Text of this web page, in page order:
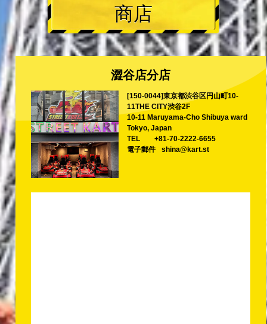
商店
澀谷店分店
[150-0044]東京都渋谷区円山町10-
11THE CITY渋谷2F
10-11 Maruyama-Cho Shibuya ward
Tokyo, Japan
TEL
+81-70-2222-6655
電子郵件
shina@kart.st